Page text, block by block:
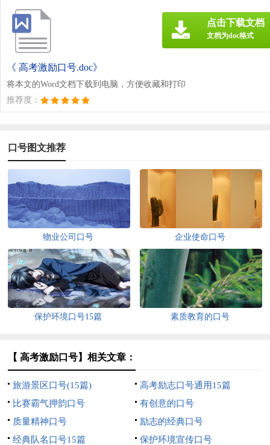
《 高考激励口号.doc》
将本文的Word文档下载到电脑，方便收藏和打印
推荐度：
点击下载文档
文档为doc格式
口号图文推荐
物业公司口号 企业使命口号
保护环境口号15篇 素质教育的口号
【 高考激励口号】相关文章：
旅游景区口号(15篇)
高考励志口号通用15篇
比赛霸气押韵口号
有创意的口号
质量精神口号
励志的经典口号
经典队名口号15篇
保护环境宣传口号